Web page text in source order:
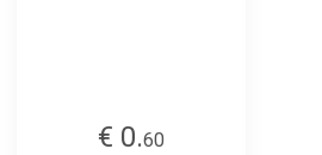
€ 0.60